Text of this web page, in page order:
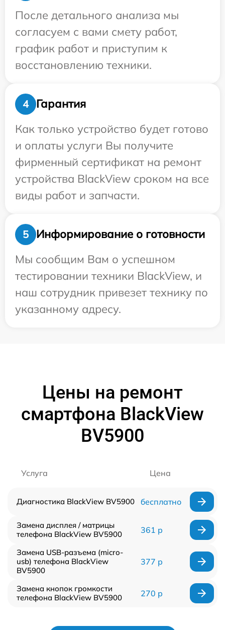
После детального анализа мы
согласуем с вами смету работ,
график работ и приступим к
восстановлению техники.
4
Гарантия
Как только устройство будет готово
и оплаты услуги Вы получите
фирменный сертификат на ремонт
устройства BlackView сроком на все
виды работ и запчасти.
5
Информирование о готовности
Мы сообщим Вам о успешном
тестировании техники BlackView, и
наш сотрудник привезет технику по
указанному адресу.
Цены на ремонт
смартфона BlackView
BV5900
Услуга Цена
Диагностика BlackView BV5900 бесплатно
Замена дисплея / матрицы
телефона BlackView BV5900
361 р
Замена USB-разъема (micro-
usb) телефона BlackView
BV5900
377 р
Замена кнопок громкости
телефона BlackView BV5900
270 р